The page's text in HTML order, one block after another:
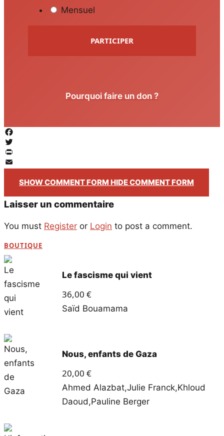
Mensuel
PARTICIPER
Pourquoi faire un don ?
Facebook
Twitter
PrintFriendly
Email
SHOW COMMENT FORM HIDE COMMENT FORM
Laisser un commentaire
You must Register or Login to post a comment.
BOUTIQUE
Le fascisme qui vient
36,00 €
Saïd Bouamama
Nous, enfants de Gaza
20,00 €
Ahmed Alazbat,Julie Franck,Khloud
Daoud,Pauline Berger